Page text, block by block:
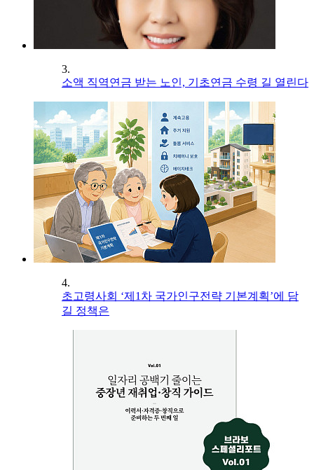
3.
소액 직역연금 받는 노인, 기초연금 수령 길 열린다
4.
초고령사회 ‘제1차 국가인구전략 기본계획’에 담
길 정책은